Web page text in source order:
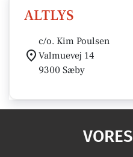
ALTLYS
c/o. Kim Poulsen
Valmuevej 14
9300 Sæby
VORES